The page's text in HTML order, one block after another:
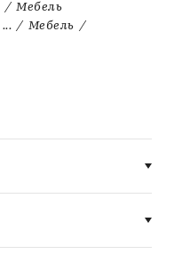
/ Мебель
... / Мебель /